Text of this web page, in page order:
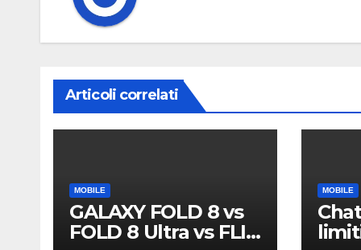
Articoli correlati
MOBILE
GALAXY FOLD 8 vs
FOLD 8 Ultra vs FLIP
MOBILE